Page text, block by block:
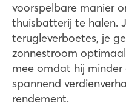
voorspelbare manier
thuisbatterij te halen.
terugleverboetes, je
zonnestroom
mee omdat hij minder
spannend
rendement.